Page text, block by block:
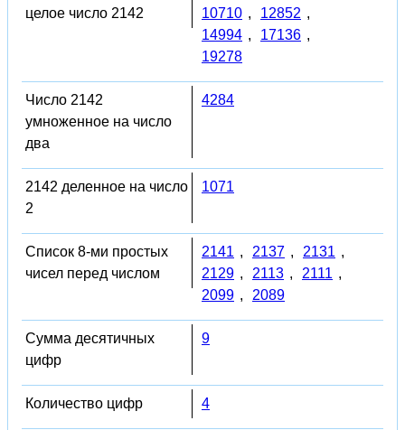
целое число 2142
10710 , 12852 ,
14994 , 17136 ,
19278
Число 2142
умноженное на число
два
4284
2142 деленное на число
2
1071
Список 8-ми простых
чисел перед числом
2141 , 2137 , 2131 ,
2129 , 2113 , 2111 ,
2099 , 2089
Сумма десятичных
цифр
9
Количество цифр 4